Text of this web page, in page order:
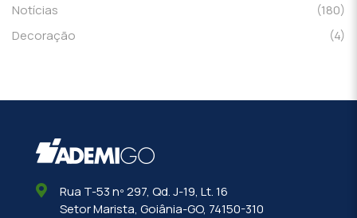
Notícias
(180)
Decoração
(4)
Rua T-53 nº 297, Qd. J-19, Lt. 16
Setor Marista, Goiânia-GO, 74150-310